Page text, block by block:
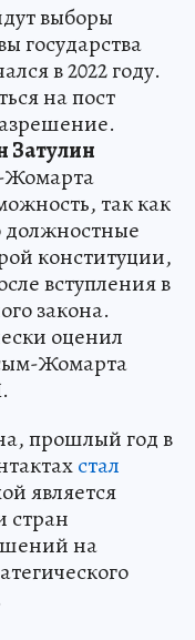
выборы
государства
в 2022 году.
на пост
Затулин
Жомарта
так как
должностные
конституции,
вступления в
закона.
оценил
Жомарта
прошлый год в
стал
является
стран
на